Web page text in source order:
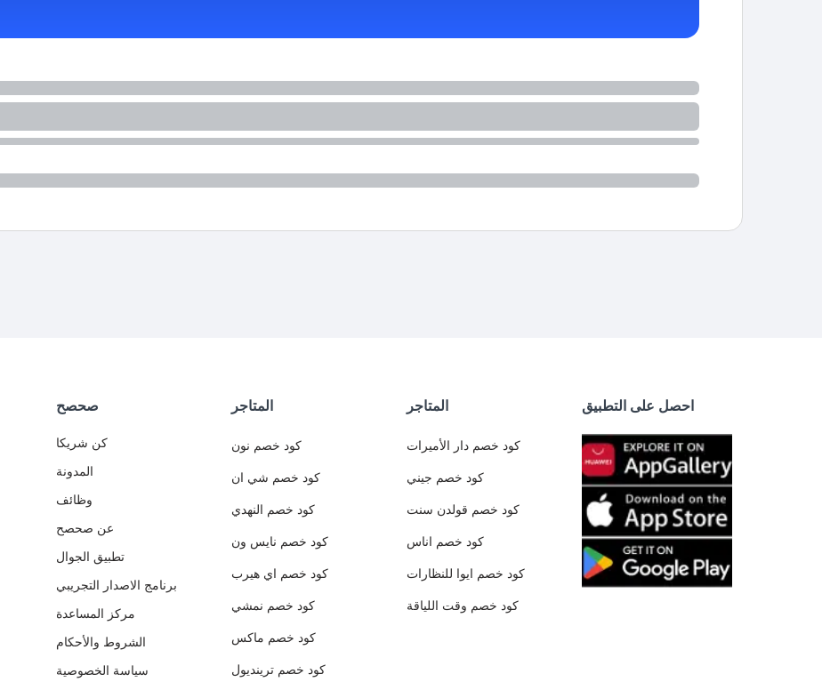
صحصح
كن شريكا
المدونة
وظائف
عن صحصح
تطبيق الجوال
برنامج الاصدار التجريبي
مركز المساعدة
الشروط والأحكام
سياسة الخصوصية
المتاجر
كود خصم نون
كود خصم شي ان
كود خصم النهدي
كود خصم نايس ون
كود خصم اي هيرب
كود خصم نمشي
كود خصم ماكس
كود خصم ترينديول
المتاجر
كود خصم دار الأميرات
كود خصم جيني
كود خصم قولدن سنت
كود خصم اناس
كود خصم ايوا للنظارات
كود خصم وقت اللياقة
احصل على التطبيق